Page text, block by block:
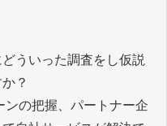
ういった調査をし仮説
？
ンの把握、パートナー企